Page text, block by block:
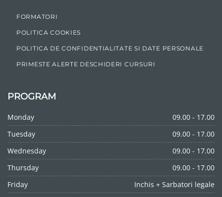
FORMATORI
POLITICA COOKIES
POLITICA DE CONFIDENTIALITATE SI DATE PERSONALE
PRIMESTE ALERTE DESCHIDERI CURSURI
PROGRAM
Monday
09.00 - 17.00
Tuesday
09.00 - 17.00
Wednesday
09.00 - 17.00
Thursday
09.00 - 17.00
Friday
Inchis + Sarbatori legale